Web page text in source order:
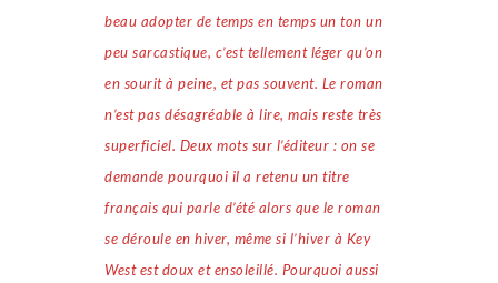
beau adopter de temps en temps un ton un
peu sarcastique, c’est tellement léger qu’on
en sourit à peine, et pas souvent. Le roman
n’est pas désagréable à lire, mais reste très
superficiel. Deux mots sur l’éditeur : on se
demande pourquoi il a retenu un titre
français qui parle d’été alors que le roman
se déroule en hiver, même si l’hiver à Key
West est doux et ensoleillé. Pourquoi aussi